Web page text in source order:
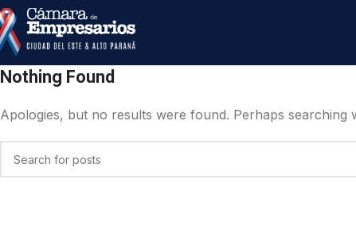
Nothing Found
Apologies, but no results were found. Perhaps searching